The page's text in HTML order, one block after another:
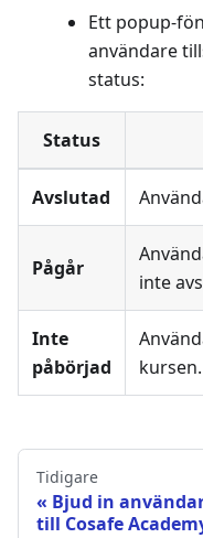
Ett popup-
användare
status:
Status
Avslutad
Pågår
inte
Inte
påbörjad
kursen.
Tidigare
Bjud in
till Cosafe